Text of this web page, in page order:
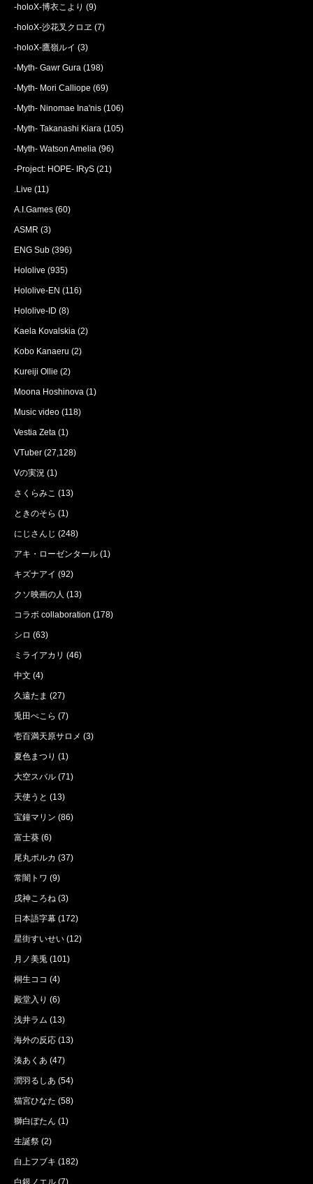
-holoX-博衣こより (9)
-holoX-沙花叉クロヱ (7)
-holoX-鷹嶺ルイ (3)
-Myth- Gawr Gura (198)
-Myth- Mori Calliope (69)
-Myth- Ninomae Ina'nis (106)
-Myth- Takanashi Kiara (105)
-Myth- Watson Amelia (96)
-Project: HOPE- IRyS (21)
.Live (11)
A.I.Games (60)
ASMR (3)
ENG Sub (396)
Hololive (935)
Hololive-EN (116)
Hololive-ID (8)
Kaela Kovalskia (2)
Kobo Kanaeru (2)
Kureiji Ollie (2)
Moona Hoshinova (1)
Music video (118)
Vestia Zeta (1)
VTuber (27,128)
Vの実況 (1)
さくらみこ (13)
ときのそら (1)
にじさんじ (248)
アキ・ローゼンタール (1)
キズナアイ (92)
クソ映画の人 (13)
コラボ collaboration (178)
シロ (63)
ミライアカリ (46)
中文 (4)
久遠たま (27)
兎田ぺこら (7)
壱百満天原サロメ (3)
夏色まつり (1)
大空スバル (71)
天使うと (13)
宝鐘マリン (86)
富士葵 (6)
尾丸ポルカ (37)
常闇トワ (9)
戌神ころね (3)
日本語字幕 (172)
星街すいせい (12)
月ノ美兎 (101)
桐生ココ (4)
殿堂入り (6)
浅井ラム (13)
海外の反応 (13)
湊あくあ (47)
潤羽るしあ (54)
猫宮ひなた (58)
獅白ぼたん (1)
生誕祭 (2)
白上フブキ (182)
白銀ノエル (7)